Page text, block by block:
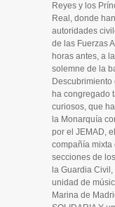
Reyes y los
Real, donde
autoridades
de las Fuerzas
horas antes, a
solemne de la
ha congregado
curiosos, que
la Monarquía
por el JEMAD,
compañía mixta
secciones de
la Guardia
unidad de
Marina de